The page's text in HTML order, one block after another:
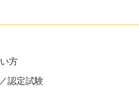
方
認定試験